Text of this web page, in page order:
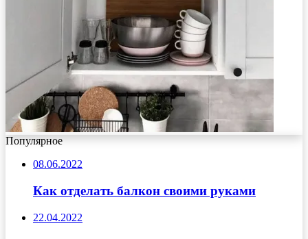
Популярное
08.06.2022
Как отделать балкон своими руками
22.04.2022